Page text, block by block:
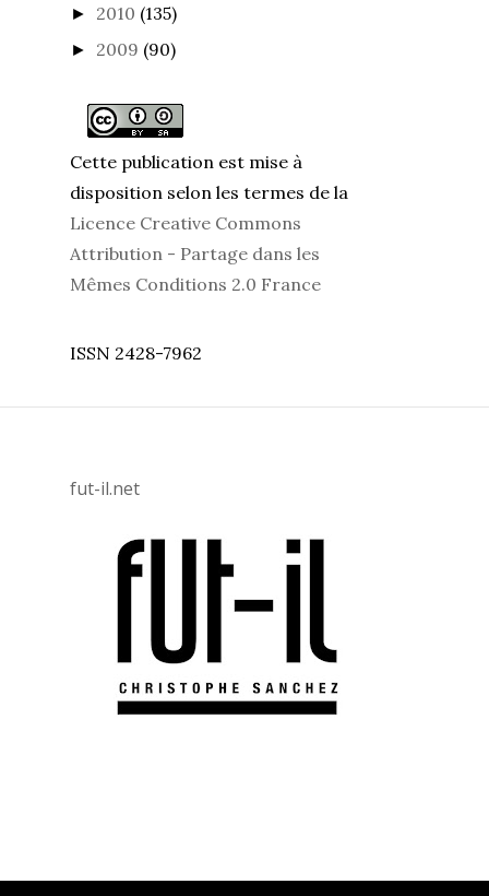
► 2010 (135)
► 2009 (90)
Cette publication est mise à
disposition selon les termes de la
Licence Creative Commons
Attribution - Partage dans les
Mêmes Conditions 2.0 France
ISSN 2428-7962
fut-il.net